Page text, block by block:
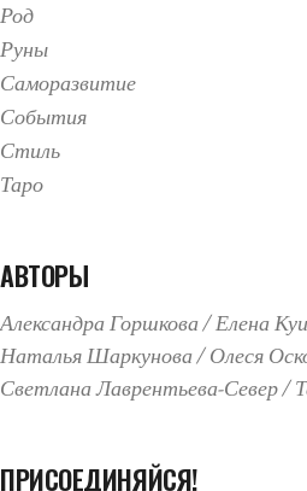
Род
Руны
Саморазвитие
События
Стиль
Таро
АВТОРЫ
Александра Горшкова Елена
Наталья Шаркунова
Олеся
Светлана Лаврентьева-Север
ПРИСОЕДИНЯЙСЯ!